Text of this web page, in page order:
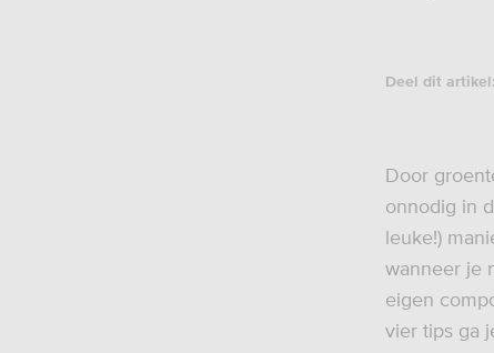
Deel dit artikel:
Door
onnodig in
leuke!)
wanneer je
eigen
vier tips ga